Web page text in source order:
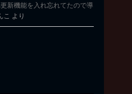
新機能を入れ忘れてたので導
こ より